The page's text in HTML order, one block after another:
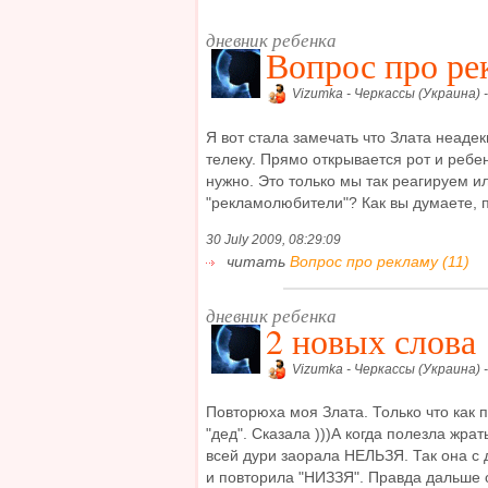
дневник ребенка
Вопрос про
Vizumka - Черкассы (Украина)
Я вот стала замечать что Злата
телеку. Прямо открывается рот и
нужно. Это только мы так реагируем
"рекламолюбители"? Как вы думаете,
30 July 2009, 08:29:09
читать Вопрос про рекламу (11)
дневник ребенка
2 новых слова
Vizumka - Черкассы (Украина)
Повторюха моя Злата. Только что как
"дед". Сказала )))А когда полезла
всей дури заорала НЕЛЬЗЯ. Так она с
и повторила "НИЗЗЯ". Правда дальше